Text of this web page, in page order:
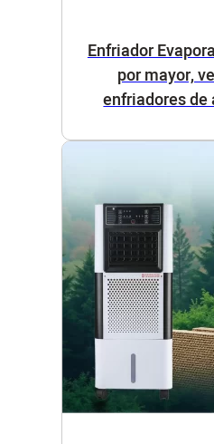
Enfriador
por mayor,
enfriadores de